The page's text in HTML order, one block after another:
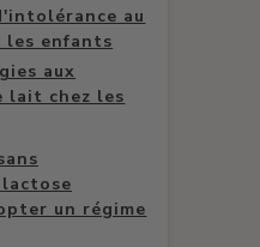
au
les enfants
aux
lait chez les
un régime